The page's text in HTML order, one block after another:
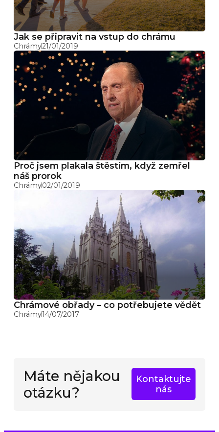
Jak se připravit na vstup do chrámu
Chrámy21/01/2019
Proč jsem plakala štěstím, když zemřel
náš prorok
Chrámy02/01/2019
Chrámové obřady – co potřebujete vědět
Chrámy14/07/2017
Máte nějakou
otázku?
Kontaktujte
nás